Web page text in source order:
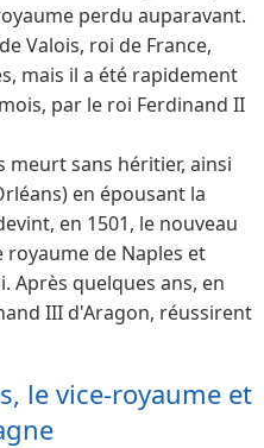
perdu auparavant.
Valois, roi de France,
mais il a été rapidement
par le roi Ferdinand II
meurt sans héritier, ainsi
en épousant la
en 1501, le nouveau
royaume de Naples et
Après quelques ans, en
III d'Aragon, réussirent
le vice-royaume et